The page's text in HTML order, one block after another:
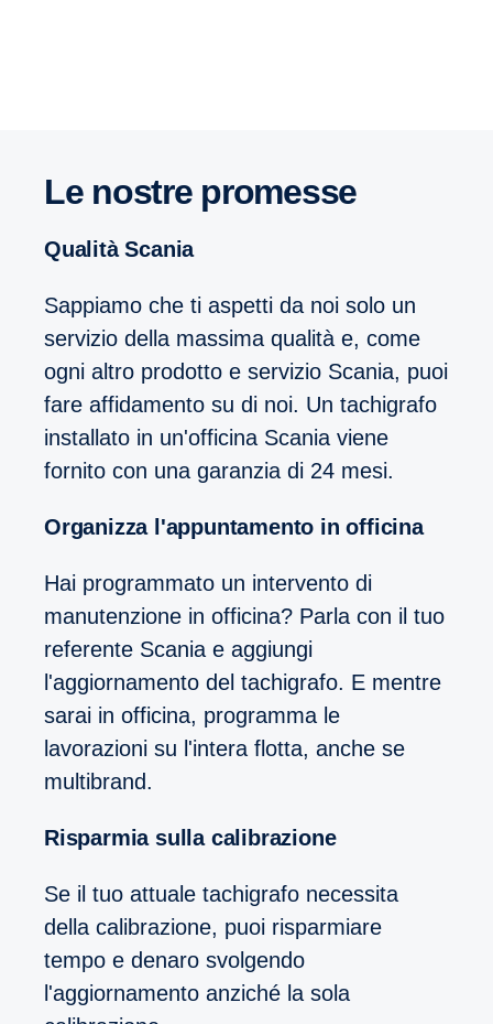
Le nostre promesse
Qualità Scania
Sappiamo che ti aspetti da noi solo un
servizio della massima qualità e, come
ogni altro prodotto e servizio Scania, puoi
fare affidamento su di noi. Un tachigrafo
installato in un'officina Scania viene
fornito con una garanzia di 24 mesi.
Organizza l'appuntamento in officina
Hai programmato un intervento di
manutenzione in officina? Parla con il tuo
referente Scania e aggiungi
l'aggiornamento del tachigrafo. E mentre
sarai in officina, programma le
lavorazioni su l'intera flotta, anche se
multibrand.
Risparmia sulla calibrazione
Se il tuo attuale tachigrafo necessita
della calibrazione, puoi risparmiare
tempo e denaro svolgendo
l'aggiornamento anziché la sola